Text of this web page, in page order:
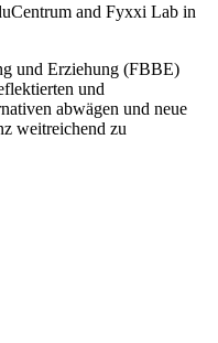
and Fyxxi Lab in
und Erziehung (FBBE)
und
abwägen und neue
weitreichend zu